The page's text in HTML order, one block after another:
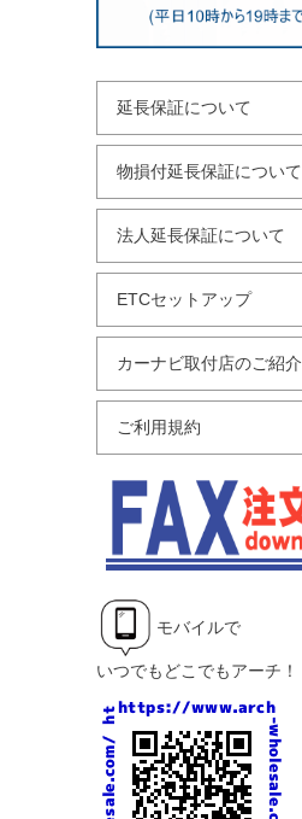
延長保証について
物損付延長保証について
法人延長保証について
ETCセットアップ
カーナビ取付店のご紹介
ご利用規約
モバイルで
いつでもどこでもアーチ！